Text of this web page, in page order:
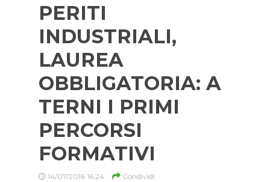
PERITI
INDUSTRIALI,
LAUREA
OBBLIGATORIA: A
TERNI I PRIMI
PERCORSI
FORMATIVI
14/07/2016 16:24 Condividi